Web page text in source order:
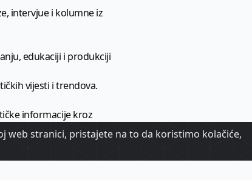
intervjue i kolumne iz
edukaciji i produkciji
vijesti i trendova.
informacije kroz
web stranici, pristajete na to da koristimo kolačiće,